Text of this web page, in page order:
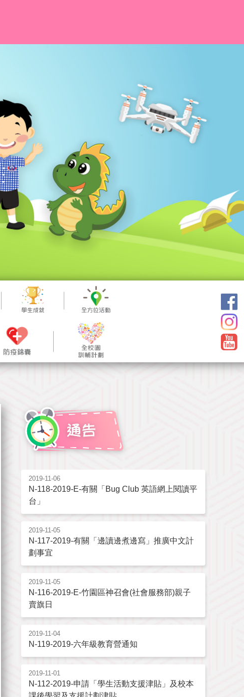
2019-11-06
N-118-2019-E-有關「Bug Club 英語網上閱讀平
台」
2019-11-05
N-117-2019-有關「邊讀邊煮邊寫」推廣中文計
劃事宜
2019-11-05
N-116-2019-E-竹園區神召會(社會服務部)親子
賣旗日
2019-11-04
N-119-2019-六年級教育營通知
2019-11-01
N-112-2019-申請「學生活動支援津貼」及校本